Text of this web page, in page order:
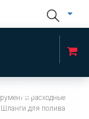
и расходные
Шланги для полива
x